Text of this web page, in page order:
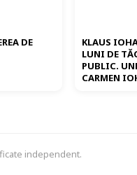
DE
KLAUS
LUNI DE
PUBLIC.
CARMEN
independent.